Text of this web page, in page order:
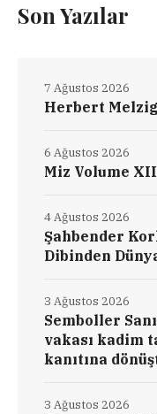
Son Yazılar
Herbert
7 Ağustos 2026
Miz Volume XII
6 Ağustos 2026
Şahbender
Dibinden
4 Ağustos 2026
Semboller
vakası kadim
kanıtına
3 Ağustos 2026
3 Ağustos 2026